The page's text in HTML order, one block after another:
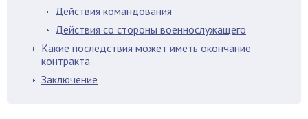
Действия командования
Действия со стороны военнослужащего
Какие последствия может иметь окончание
контракта
Заключение